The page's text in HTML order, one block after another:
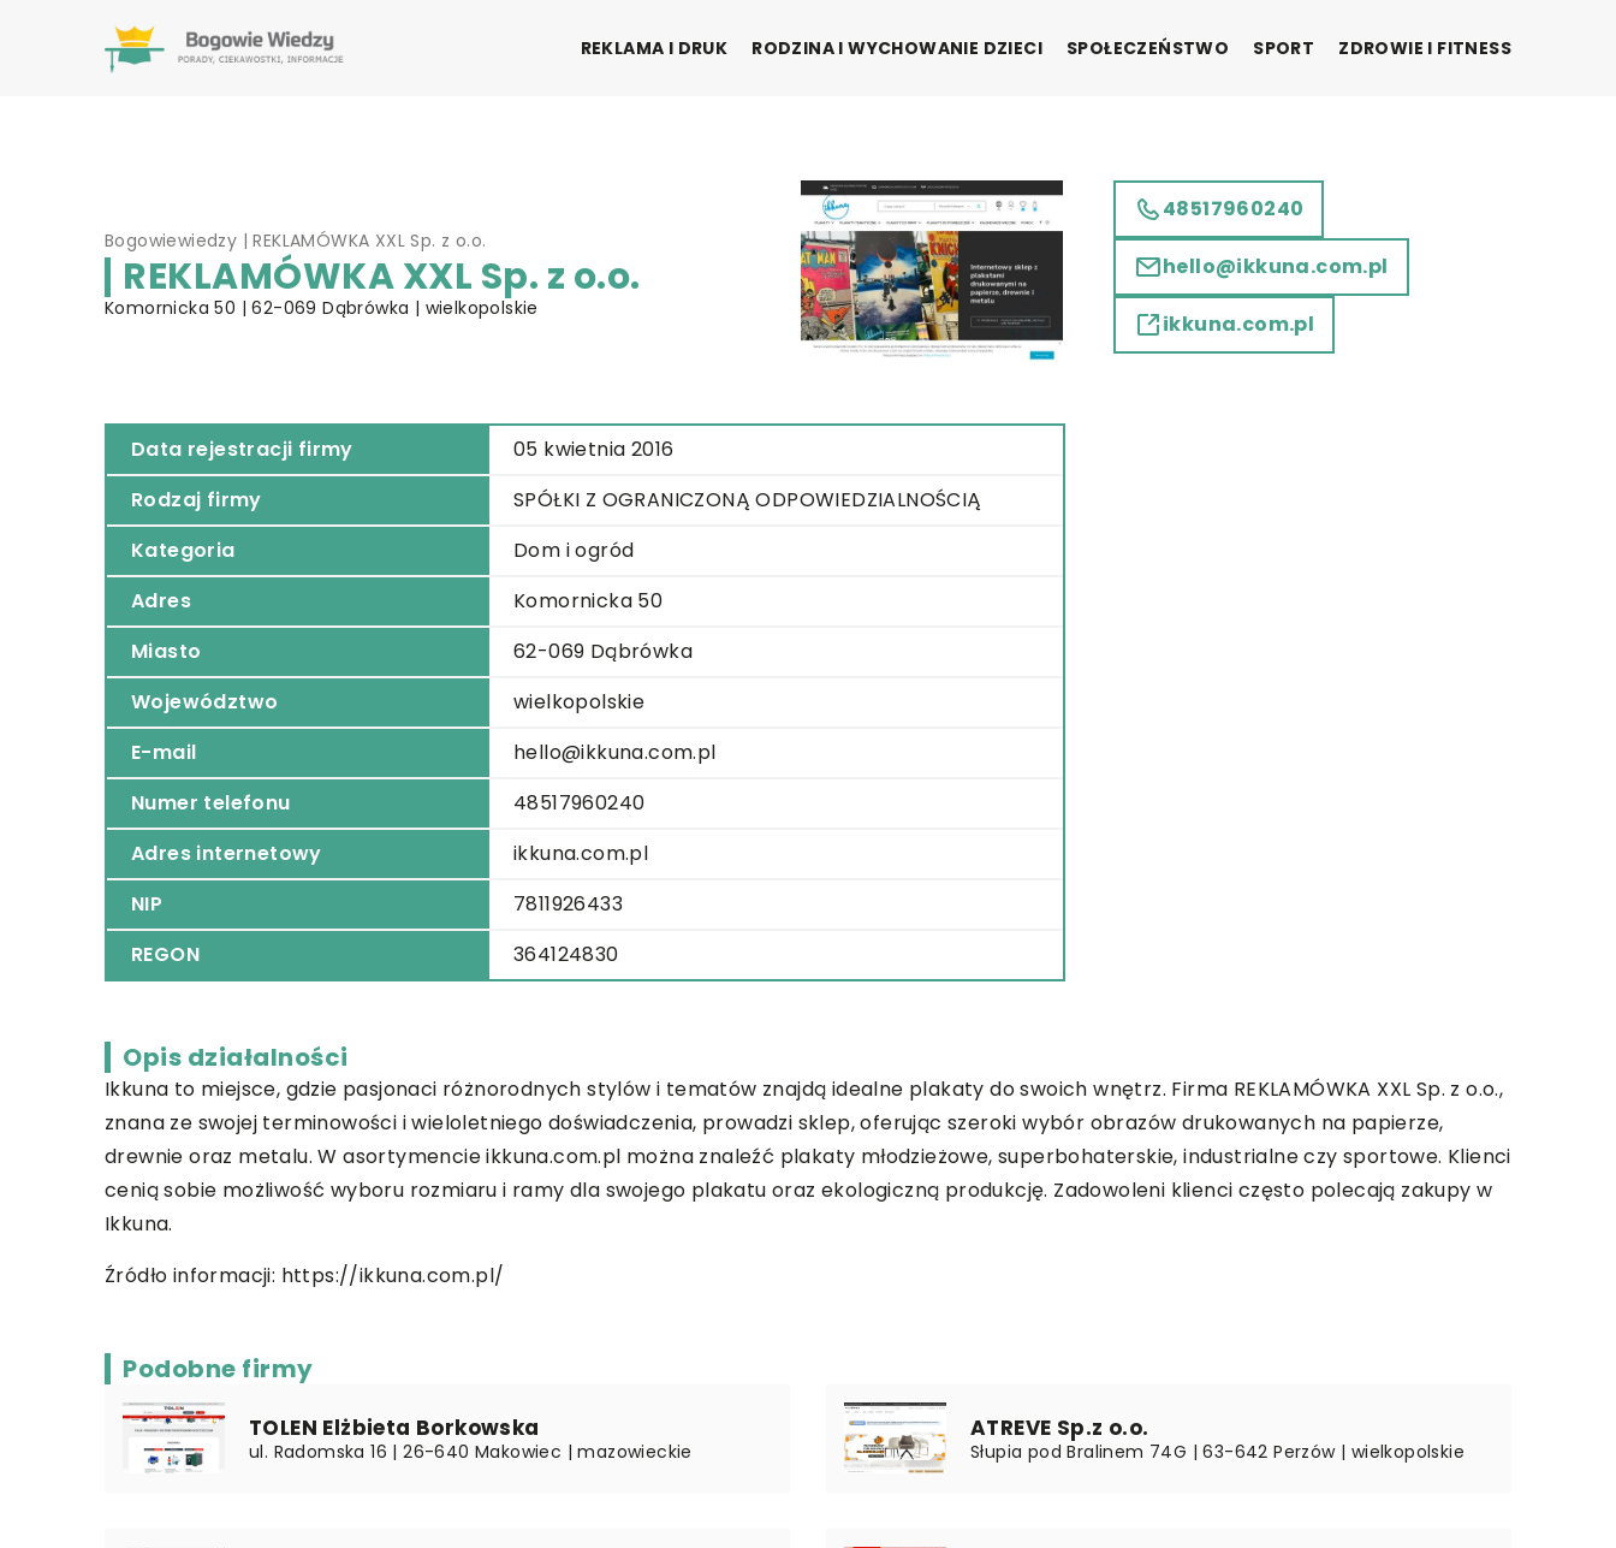
REKLAMA I DRUK RODZINA I WYCHOWANIE DZIECI SPOŁECZEŃSTWO SPORT ZDROWIE I FITNESS
Bogowiewiedzy |REKLAMÓWKA XXL Sp. z o.o.
REKLAMÓWKA XXL Sp. z o.o.
Komornicka 50 | 62-069 Dąbrówka | wielkopolskie
Data rejestracji firmy
05 kwietnia 2016
Rodzaj firmy
SPÓŁKI Z OGRANICZONĄ ODPOWIEDZIALNOŚCIĄ
Kategoria
Dom i ogród
Adres
Komornicka 50
Miasto
62-069 Dąbrówka
Województwo
wielkopolskie
E-mail
hello@ikkuna.com.pl
Numer telefonu
48517960240
Adres internetowy
ikkuna.com.pl
NIP
7811926433
REGON
364124830
48517960240
hello@ikkuna.com.pl
ikkuna.com.pl
Opis działalności
Ikkuna to miejsce, gdzie pasjonaci różnorodnych stylów i tematów znajdą idealne plakaty do swoich wnętrz. Firma REKLAMÓWKA XXL Sp. z o.o.,
znana ze swojej terminowości i wieloletniego doświadczenia, prowadzi sklep, oferując szeroki wybór obrazów drukowanych na papierze,
drewnie oraz metalu. W asortymencie ikkuna.com.pl można znaleźć plakaty młodzieżowe, superbohaterskie, industrialne czy sportowe. Klienci
cenią sobie możliwość wyboru rozmiaru i ramy dla swojego plakatu oraz ekologiczną produkcję. Zadowoleni klienci często polecają zakupy w
Ikkuna.
Źródło informacji: https://ikkuna.com.pl/
Podobne firmy
TOLEN Elżbieta Borkowska
ul. Radomska 16 | 26-640 Makowiec | mazowieckie
ATREVE Sp.z o.o.
Słupia pod Bralinem 74G | 63-642 Perzów | wielkopolskie